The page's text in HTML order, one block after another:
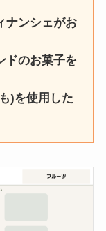
ナンシェがお
ドのお菓子を
)を使用した